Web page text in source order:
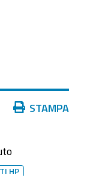
STAMPA
HP